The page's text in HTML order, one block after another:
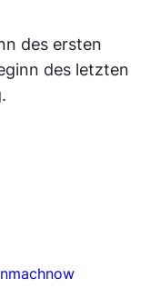
des ersten
des letzten